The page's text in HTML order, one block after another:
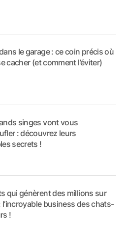
le garage : ce coin précis où
cacher (et comment l’éviter)
singes vont vous
: découvrez leurs
secrets !
qui génèrent des millions sur
l’incroyable business des chats-
!